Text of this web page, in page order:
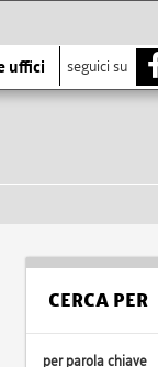
uffici seguici su
CERCA PER
per parola chiave